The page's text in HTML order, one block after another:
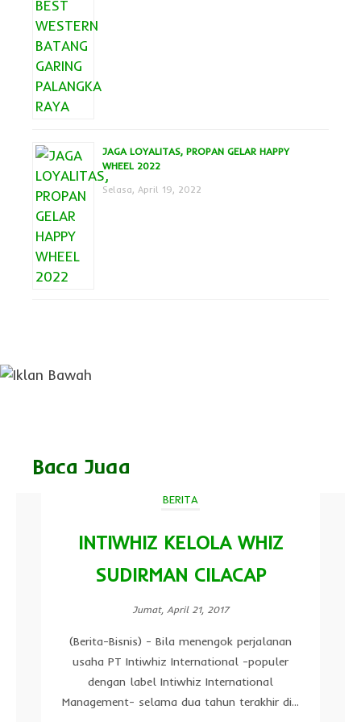
JAGA LOYALITAS, PROPAN GELAR HAPPY
WHEEL 2022
Selasa, April 19, 2022
Baca Juga
BERITA
INTIWHIZ KELOLA WHIZ
SUDIRMAN CILACAP
Jumat, April 21, 2017
(Berita-Bisnis) - Bila menengok perjalanan
usaha PT Intiwhiz International -populer
dengan label Intiwhiz International
Management- selama dua tahun terakhir di...